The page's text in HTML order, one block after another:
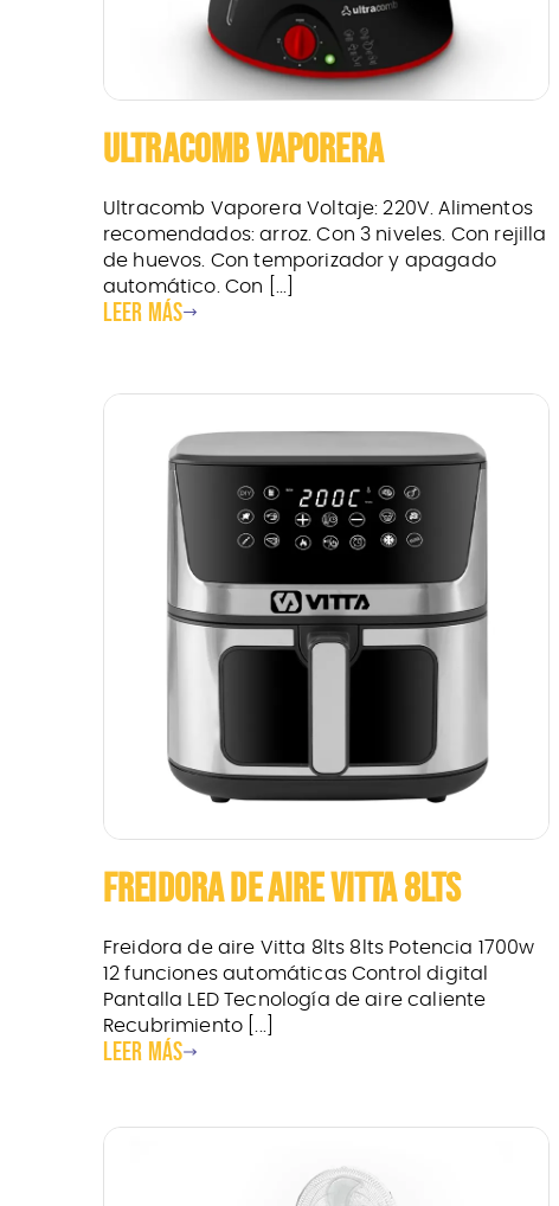
ULTRACOMB VAPORERA
Ultracomb Vaporera Voltaje: 220V. Alimentos
recomendados: arroz. Con 3 niveles. Con rejilla
de huevos. Con temporizador y apagado
automático. Con [...]
Leer más
FREIDORA DE AIRE VITTA 8LTS
Freidora de aire Vitta 8lts 8lts Potencia 1700w
12 funciones automáticas Control digital
Pantalla LED Tecnología de aire caliente
Recubrimiento [...]
Leer más